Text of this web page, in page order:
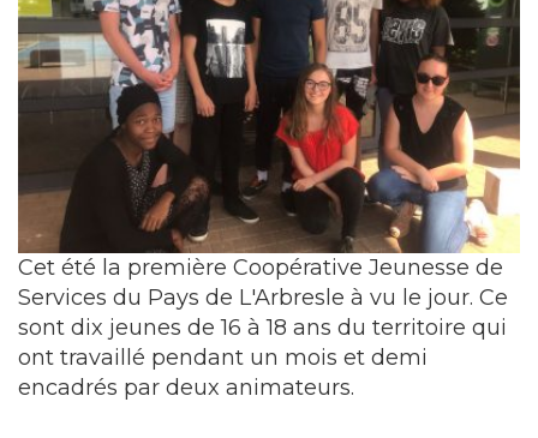
Cet été la première Coopérative Jeunesse de
Services du Pays de L'Arbresle à vu le jour. Ce
sont dix jeunes de 16 à 18 ans du territoire qui
ont travaillé pendant un mois et demi
encadrés par deux animateurs.